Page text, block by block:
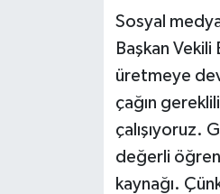
Sosyal
Başkan
üretmeye
çağın
çalışıyoruz.
değerli
kaynağı.